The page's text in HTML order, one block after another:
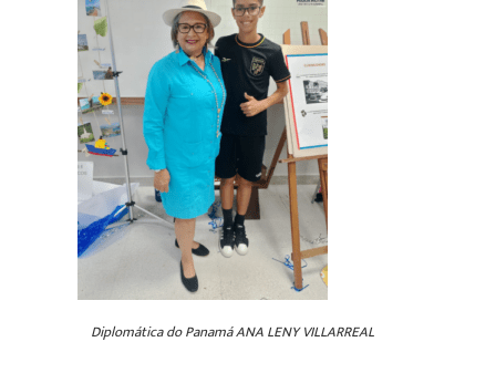
Diplomática do Panamá ANA LENY VILLARREAL